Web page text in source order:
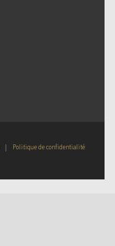
| Politique de confidentialité